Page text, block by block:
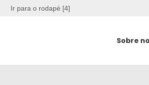
Ir para o rodapé [4]
Sobre